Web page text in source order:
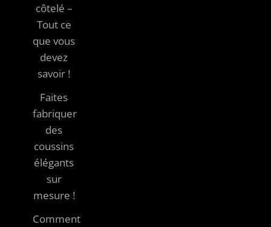
côtelé –
Tout ce
que vous
devez
savoir !
Faites
fabriquer
des
coussins
élégants
sur
mesure !
Comment